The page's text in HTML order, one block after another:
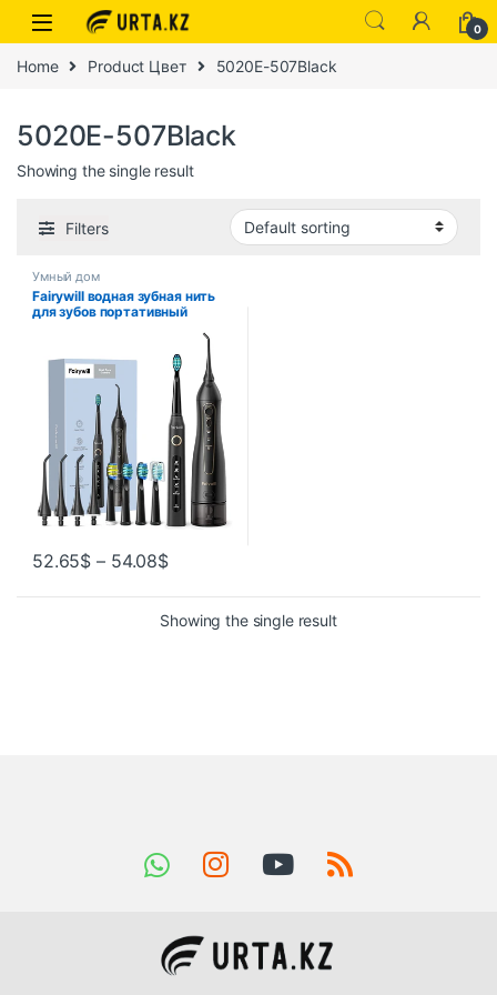
0
Home Product Цвет 5020E-507Black
5020E-507Black
Showing the single result
Filters
Умный дом
Fairywill водная зубная нить
для зубов портативный
для полости рта очиститель
IPX7 водонепроницаемый
набор электрических зубных
щеток для дома
52.65$ – 54.08$
Showing the single result